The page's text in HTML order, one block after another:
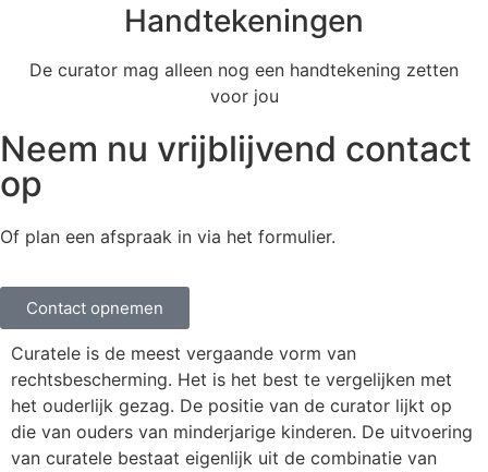
Handtekeningen
De curator mag alleen nog een handtekening zetten
voor jou
Neem nu vrijblijvend contact
op
Of plan een afspraak in via het formulier.
Contact opnemen
Curatele is de meest vergaande vorm van
rechtsbescherming. Het is het best te vergelijken met
het ouderlijk gezag. De positie van de curator lijkt op
die van ouders van minderjarige kinderen. De uitvoering
van curatele bestaat eigenlijk uit de combinatie van